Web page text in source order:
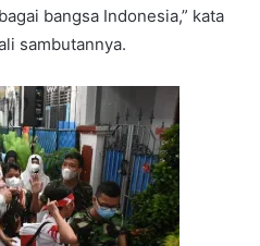
bangsa Indonesia,” kata
sambutannya.